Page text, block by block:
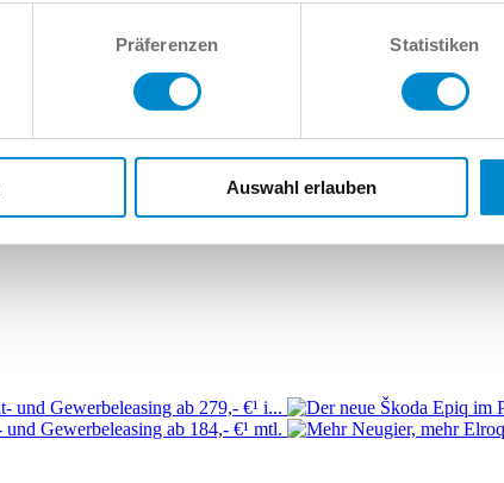
Präferenzen Statistiken
Auswahl erlauben
Audi S1 Audi S5 Audi S6